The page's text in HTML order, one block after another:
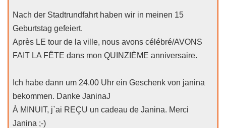
Nach der Stadtrundfahrt haben wir in meinen 15
Geburtstag gefeiert.
Après LE tour de la ville, nous avons célébré/AVONS
FAIT LA FÊTE dans mon QUINZIÈME anniversaire.
Ich habe dann um 24.00 Uhr ein Geschenk von janina
bekommen. Danke JaninaJ
À MINUIT, j`ai REÇU un cadeau de Janina. Merci
Janina ;-)